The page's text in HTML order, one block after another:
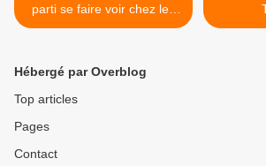
parti se faire voir chez les
Grecs
Hébergé par Overblog
Top articles
Pages
Contact